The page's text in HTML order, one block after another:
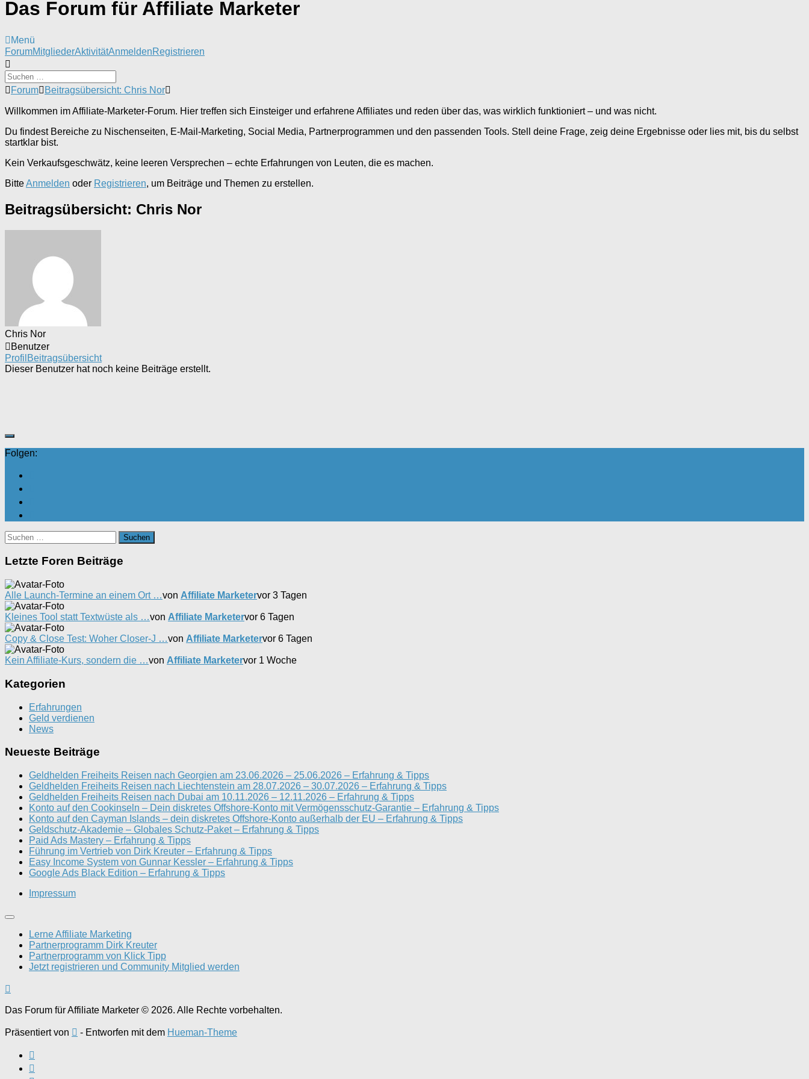
Das Forum für Affiliate Marketer
Menü
Forum-
Navigation
ForumMitgliederAktivitätAnmeldenRegistrieren
Forum-
-
bist
hier:
Forum Beitragsübersicht: Chris Nor
Willkommen im Affiliate-Marketer-Forum. Hier treffen sich Einsteiger und erfahrene Affiliates und reden über das, was wirklich funktioniert – und was nicht.
Du findest Bereiche zu Nischenseiten, E-Mail-Marketing, Social Media, Partnerprogrammen und den passenden Tools. Stell deine Frage, zeig deine Ergebnisse oder lies mit, bis du selbst
startklar bist.
Kein Verkaufsgeschwätz, keine leeren Versprechen – echte Erfahrungen von Leuten, die es machen.
BitteAnmelden oder Registrieren, um Beiträge und Themen zu erstellen.
Beitragsübersicht: Chris Nor
Chris Nor
Benutzer
Profil Beitragsübersicht
Dieser Benutzer hat noch keine Beiträge erstellt.
Folgen:
Suchen
nach:
Letzte Foren Beiträge
Alle Launch-Termine an einem Ort …von Affiliate Marketervor 3 Tagen
Kleines Tool statt Textwüste als …von Affiliate Marketervor 6 Tagen
Copy & Close Test: Woher Closer-J …von Affiliate Marketervor 6 Tagen
Kein Affiliate-Kurs, sondern die …von Affiliate Marketervor 1 Woche
Kategorien
Erfahrungen
Geld verdienen
News
Neueste Beiträge
Geldhelden Freiheits Reisen nach Georgien am 23.06.2026 – 25.06.2026 – Erfahrung & Tipps
Geldhelden Freiheits Reisen nach Liechtenstein am 28.07.2026 – 30.07.2026 – Erfahrung & Tipps
Geldhelden Freiheits Reisen nach Dubai am 10.11.2026 – 12.11.2026 – Erfahrung & Tipps
Konto auf den Cookinseln – Dein diskretes Offshore-Konto mit Vermögensschutz-Garantie – Erfahrung & Tipps
Konto auf den Cayman Islands – dein diskretes Offshore-Konto außerhalb der EU – Erfahrung & Tipps
Geldschutz-Akademie – Globales Schutz-Paket – Erfahrung & Tipps
Paid Ads Mastery – Erfahrung & Tipps
Führung im Vertrieb von Dirk Kreuter – Erfahrung & Tipps
Easy Income System von Gunnar Kessler – Erfahrung & Tipps
Google Ads Black Edition – Erfahrung & Tipps
Impressum
Lerne Affiliate Marketing
Partnerprogramm Dirk Kreuter
Partnerprogramm von Klick Tipp
Jetzt registrieren und Community Mitglied werden
Das Forum für Affiliate Marketer © 2026. Alle Rechte vorbehalten.
Präsentiert von - Entworfen mit dem Hueman-Theme